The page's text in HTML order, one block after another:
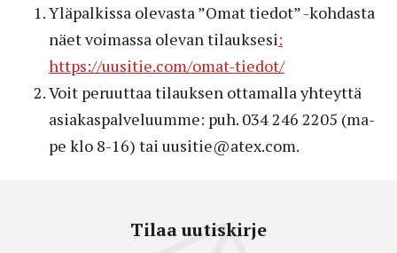
Yläpalkissa olevasta ”Omat tiedot” -kohdasta
näet voimassa olevan tilauksesi:
https://uusitie.com/omat-tiedot/
Voit peruuttaa tilauksen ottamalla yhteyttä
asiakaspalveluumme: puh. 034 246 2205 (ma-
pe klo 8-16) tai uusitie@atex.com.
Tilaa uutiskirje